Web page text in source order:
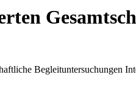
Begleituntersuchungen